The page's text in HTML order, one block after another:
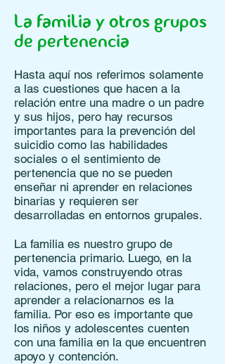
La familia y otros grupos
de pertenencia
Hasta aquí nos referimos solamente
a las cuestiones que hacen a la
relación entre una madre o un padre
y sus hijos, pero hay recursos
importantes para la prevención del
suicidio como las habilidades
sociales o el sentimiento de
pertenencia que no se pueden
enseñar ni aprender en relaciones
binarias y requieren ser
desarrolladas en entornos grupales.
La familia es nuestro grupo de
pertenencia primario. Luego, en la
vida, vamos construyendo otras
relaciones, pero el mejor lugar para
aprender a relacionarnos es la
familia. Por eso es importante que
los niños y adolescentes cuenten
con una familia en la que encuentren
apoyo y contención.